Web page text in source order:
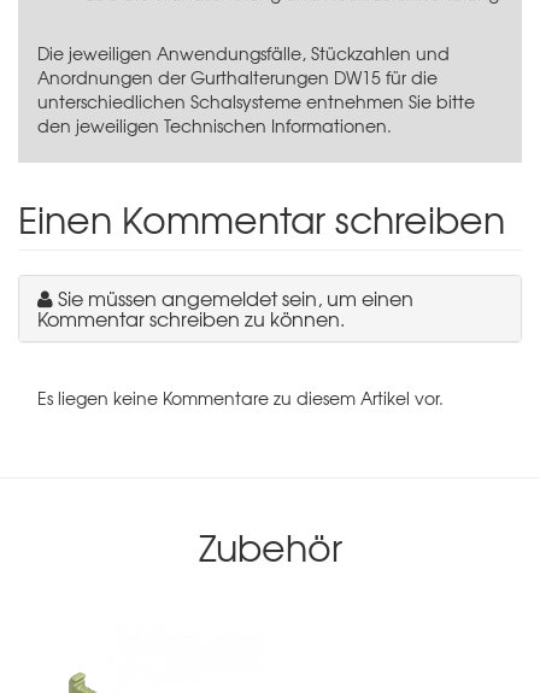
Die jeweiligen Anwendungsfälle, Stückzahlen und
Anordnungen der Gurthalterungen DW15 für die
unterschiedlichen Schalsysteme entnehmen Sie bitte
den jeweiligen Technischen Informationen.
Einen Kommentar schreiben
Sie müssen angemeldet sein, um einen
Kommentar schreiben zu können.
Es liegen keine Kommentare zu diesem Artikel vor.
Zubehör